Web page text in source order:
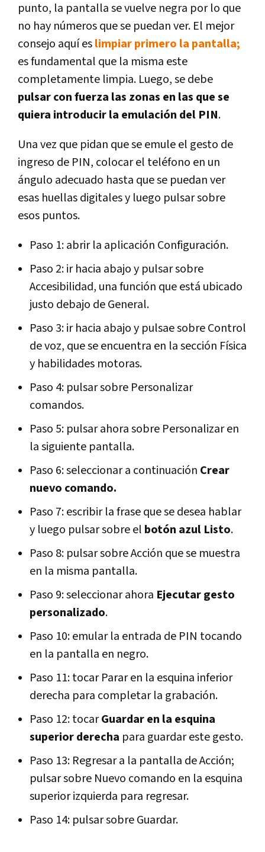
punto, la pantalla se vuelve negra por lo que
no hay números que se puedan ver. El mejor
consejo aquí eslimpiar primero la pantalla;
es fundamental que la misma este
completamente limpia. Luego, se debe
pulsar con fuerza las zonas en las que se
quiera introducir la emulación del PIN.
Una vez que pidan que se emule el gesto de
ingreso de PIN, colocar el teléfono en un
ángulo adecuado hasta que se puedan ver
esas huellas digitales y luego pulsar sobre
esos puntos.
Paso 1: abrir la aplicación Configuración.
Paso 2: ir hacia abajo y pulsar sobre
Accesibilidad, una función que está ubicado
justo debajo de General.
Paso 3: ir hacia abajo y pulsae sobre Control
de voz, que se encuentra en la sección Física
y habilidades motoras.
Paso 4: pulsar sobre Personalizar
comandos.
Paso 5: pulsar ahora sobre Personalizar en
la siguiente pantalla.
Paso 6: seleccionar a continuación Crear
nuevo comando.
Paso 7: escribir la frase que se desea hablar
y luego pulsar sobre el botón azul Listo.
Paso 8: pulsar sobre Acción que se muestra
en la misma pantalla.
Paso 9: seleccionar ahora Ejecutar gesto
personalizado.
Paso 10: emular la entrada de PIN tocando
en la pantalla en negro.
Paso 11: tocar Parar en la esquina inferior
derecha para completar la grabación.
Paso 12: tocarGuardar en la esquina
superior derecha para guardar este gesto.
Paso 13: Regresar a la pantalla de Acción;
pulsar sobre Nuevo comando en la esquina
superior izquierda para regresar.
Paso 14: pulsar sobre Guardar.